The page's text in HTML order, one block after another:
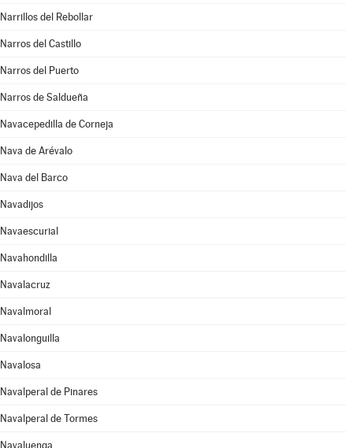
Narrillos del Rebollar
Narros del Castillo
Narros del Puerto
Narros de Saldueña
Navacepedilla de Corneja
Nava de Arévalo
Nava del Barco
Navadijos
Navaescurial
Navahondilla
Navalacruz
Navalmoral
Navalonguilla
Navalosa
Navalperal de Pinares
Navalperal de Tormes
Navaluenga